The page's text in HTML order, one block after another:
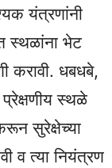
यंत्रणांनी
स्थळांना भेट
करावी. धबधबे,
स्थळे
सुरेक्षेच्या
व त्या नियंत्रण